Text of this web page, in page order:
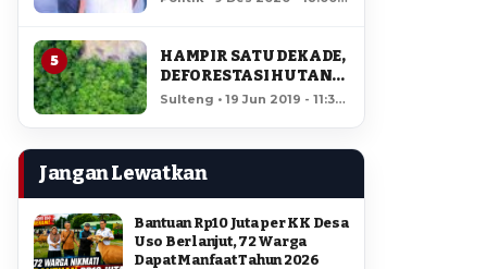
5
HAMPIR SATU DEKADE,
DEFORESTASI HUTAN
LORE LINDU MENCAPAI
Sulteng • 19 Jun 2019 - 11:34
Jangan Lewatkan
Bantuan Rp10 Juta per KK Desa
Uso Berlanjut, 72 Warga
Dapat Manfaat Tahun 2026